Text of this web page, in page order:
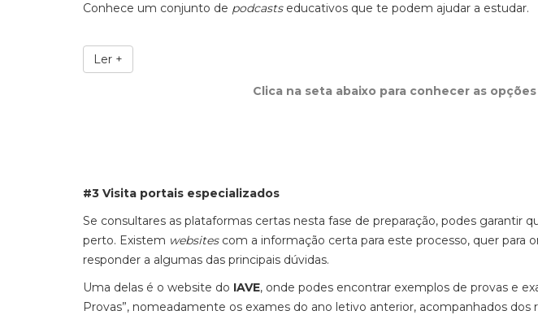
Conhece um conjunto de podcastseducativos que te podem ajudar a estudar.
Ler +
Clica na seta abaixo para conhecer as
#3 Visita portais especializados
Se consultares as plataformas certas nesta fase de preparação, podes garantir
perto. Existem websitescom a informação certa para este processo, quer para
responder a algumas das principais dúvidas.
Uma delas é o website do IAVE, onde podes encontrar exemplos de provas e
Provas”, nomeadamente os exames do ano letivo anterior, acompanhados dos